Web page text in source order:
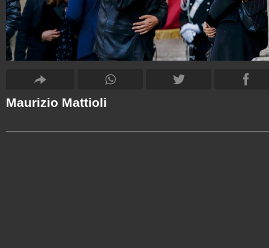
Maurizio Mattioli